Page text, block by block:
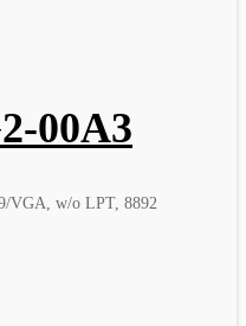
00A3
VGA, w/o LPT, 8892